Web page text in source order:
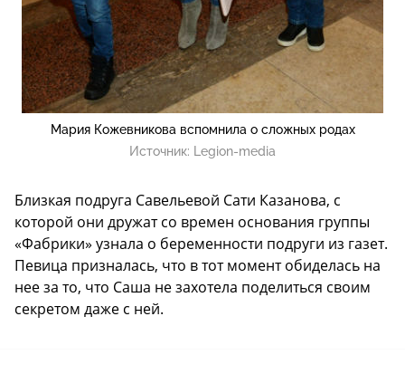
Мария Кожевникова вспомнила о сложных родах
Источник:
Legion-media
Близкая подруга Савельевой Сати Казанова, с
которой они дружат со времен основания группы
«Фабрики» узнала о беременности подруги из газет.
Певица призналась, что в тот момент обиделась на
нее за то, что Саша не захотела поделиться своим
секретом даже с ней.